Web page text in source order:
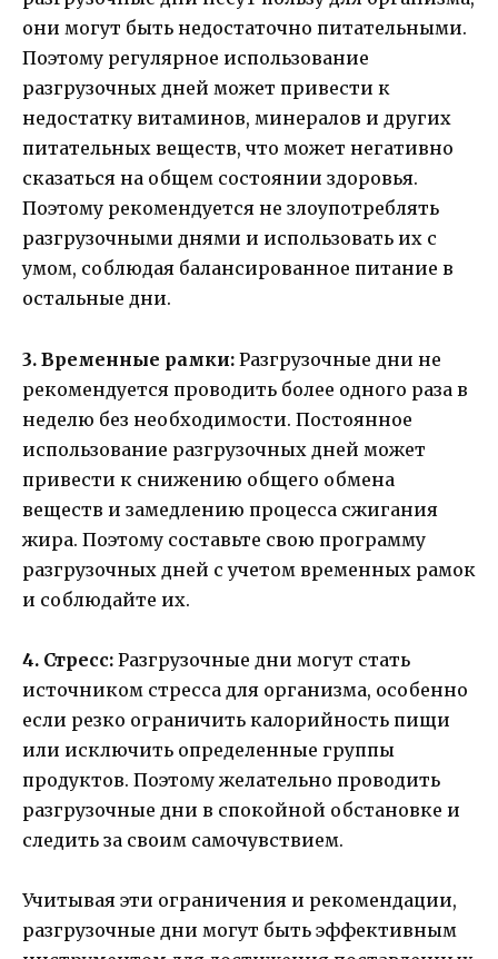
они могут быть недостаточно питательными.
Поэтому регулярное использование
разгрузочных дней может привести к
недостатку витаминов, минералов и других
питательных веществ, что может негативно
сказаться на общем состоянии здоровья.
Поэтому рекомендуется не злоупотреблять
разгрузочными днями и использовать их с
умом, соблюдая балансированное питание в
остальные дни.
3. Временные рамки: Разгрузочные дни не
рекомендуется проводить более одного раза в
неделю без необходимости. Постоянное
использование разгрузочных дней может
привести к снижению общего обмена
веществ и замедлению процесса сжигания
жира. Поэтому составьте свою программу
разгрузочных дней с учетом временных рамок
и соблюдайте их.
4. Стресс: Разгрузочные дни могут стать
источником стресса для организма, особенно
если резко ограничить калорийность пищи
или исключить определенные группы
продуктов. Поэтому желательно проводить
разгрузочные дни в спокойной обстановке и
следить за своим самочувствием.
Учитывая эти ограничения и рекомендации,
разгрузочные дни могут быть эффективным